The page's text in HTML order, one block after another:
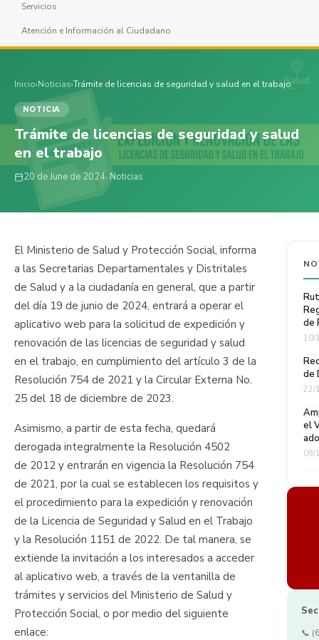
Servicios
Atención e Información al Ciudadano
Inicio›Noticias›Trámite de licencias de seguridad y salud en el trabajo
NOTICIA
Trámite de licencias de seguridad y salud
en el trabajo
20 de June de 2024· Noticias
El Ministerio de Salud y Protección Social, informa
a las Secretarias Departamentales y Distritales
de Salud y a la ciudadanía en general, que a partir
del día 19 de junio de 2024, entrará a operar el
aplicativo web para la solicitud de expedición y
renovación de las licencias de seguridad y salud
en el trabajo, en cumplimiento del artículo 3 de la
Resolución 754 de 2021 y la Circular Externa No.
25 del 18 de diciembre de 2023.
Asimismo, a partir de esta fecha, quedará
derogada integralmente la Resolución 4502
de 2012 y entrarán en vigencia la Resolución 754
de 2021, por la cual se establecen los requisitos y
el procedimiento para la expedición y renovación
de la Licencia de Seguridad y Salud en el Trabajo
y la Resolución 1151 de 2022. De tal manera, se
extiende la invitación a los interesados a acceder
al aplicativo web, a través de la ventanilla de
trámites y servicios del Ministerio de Salud y
Protección Social, o por medio del siguiente
enlace:
de
10/
de
22/
el
09/
📞